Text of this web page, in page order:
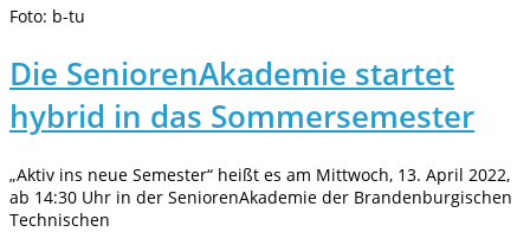
Foto: b-tu
Die SeniorenAkademie startet
hybrid in das Sommersemester
„Aktiv ins neue Semester“ heißt es am Mittwoch, 13. April 2022,
ab 14:30 Uhr in der SeniorenAkademie der Brandenburgischen
Technischen